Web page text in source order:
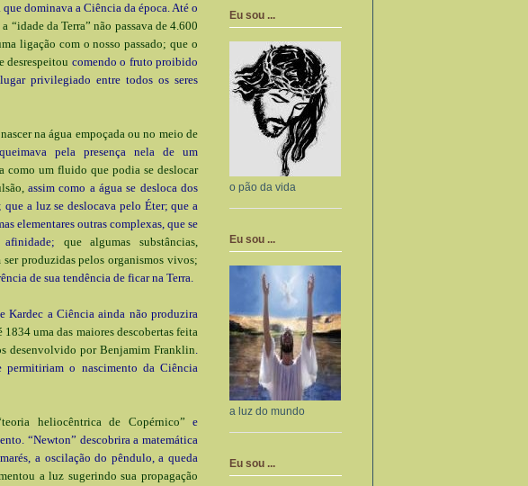
dominava a Ciência da época. Até o
“idade da Terra” não passava de 4.600
ligação com o nosso passado; que o
desrespeitou comendo o fruto proibido
privilegiado entre todos os seres
na água empoçada ou no meio de
pela presença nela de um
como um fluido que podia se deslocar
assim como a água se desloca dos
a luz se deslocava pelo Éter; que a
elementares outras complexas, que se
que algumas substâncias,
ser produzidas pelos organismos vivos;
de sua tendência de ficar na Terra.
Kardec a Ciência ainda não produzira
1834 uma das maiores descobertas feita
desenvolvido por Benjamim Franklin.
permitiriam o nascimento da Ciência
heliocêntrica de Copérnico” e
“Newton” descobrira a matemática
a oscilação do pêndulo, a queda
a luz sugerindo sua propagação
Eu sou ...
o pão da vida
Eu sou ...
a luz do mundo
Eu sou ...